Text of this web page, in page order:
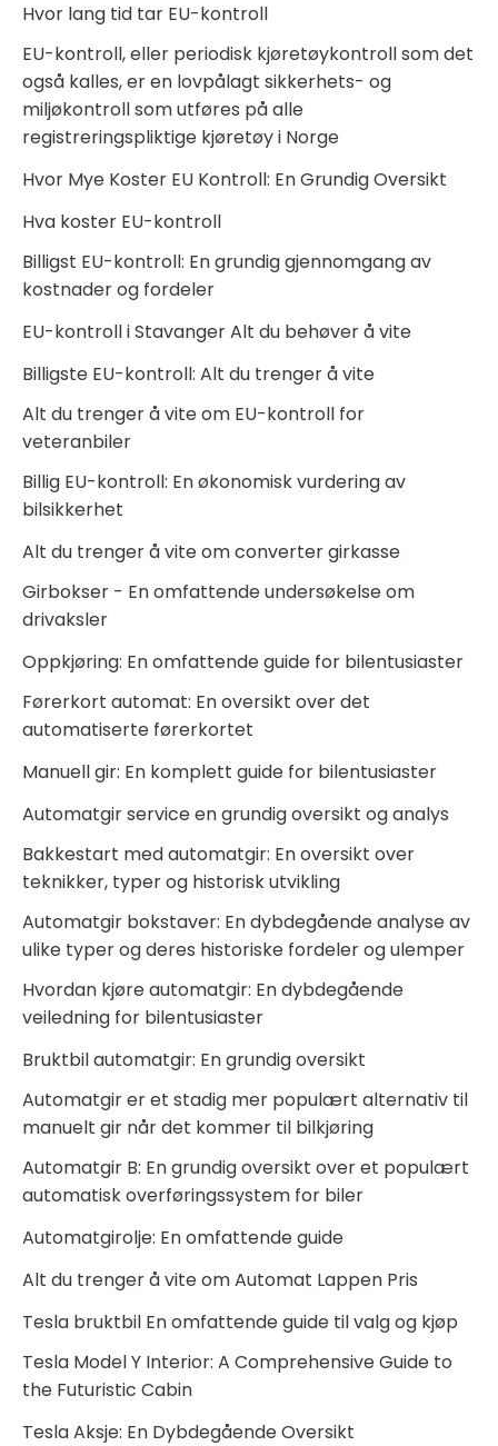
Hvor lang tid tar EU-kontroll
EU-kontroll, eller periodisk kjøretøykontroll som det
også kalles, er en lovpålagt sikkerhets- og
miljøkontroll som utføres på alle
registreringspliktige kjøretøy i Norge
Hvor Mye Koster EU Kontroll: En Grundig Oversikt
Hva koster EU-kontroll
Billigst EU-kontroll: En grundig gjennomgang av
kostnader og fordeler
EU-kontroll i Stavanger Alt du behøver å vite
Billigste EU-kontroll: Alt du trenger å vite
Alt du trenger å vite om EU-kontroll for
veteranbiler
Billig EU-kontroll: En økonomisk vurdering av
bilsikkerhet
Alt du trenger å vite om converter girkasse
Girbokser - En omfattende undersøkelse om
drivaksler
Oppkjøring: En omfattende guide for bilentusiaster
Førerkort automat: En oversikt over det
automatiserte førerkortet
Manuell gir: En komplett guide for bilentusiaster
Automatgir service en grundig oversikt og analys
Bakkestart med automatgir: En oversikt over
teknikker, typer og historisk utvikling
Automatgir bokstaver: En dybdegående analyse av
ulike typer og deres historiske fordeler og ulemper
Hvordan kjøre automatgir: En dybdegående
veiledning for bilentusiaster
Bruktbil automatgir: En grundig oversikt
Automatgir er et stadig mer populært alternativ til
manuelt gir når det kommer til bilkjøring
Automatgir B: En grundig oversikt over et populært
automatisk overføringssystem for biler
Automatgirolje: En omfattende guide
Alt du trenger å vite om Automat Lappen Pris
Tesla bruktbil En omfattende guide til valg og kjøp
Tesla Model Y Interior: A Comprehensive Guide to
the Futuristic Cabin
Tesla Aksje: En Dybdegående Oversikt